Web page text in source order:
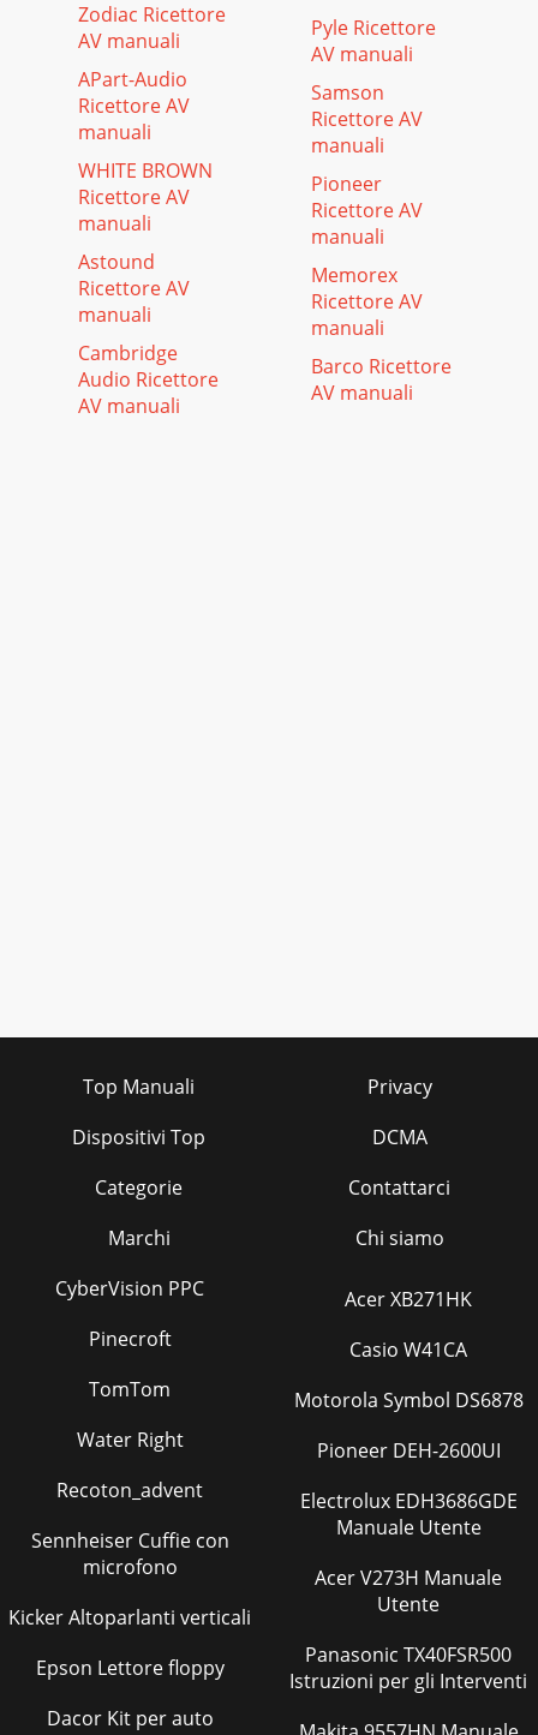
Zodiac Ricettore
AV manuali
APart-Audio
Ricettore AV
manuali
WHITE BROWN
Ricettore AV
manuali
Astound
Ricettore AV
manuali
Cambridge
Audio Ricettore
AV manuali
Pyle Ricettore
AV manuali
Samson
Ricettore AV
manuali
Pioneer
Ricettore AV
manuali
Memorex
Ricettore AV
manuali
Barco Ricettore
AV manuali
Top Manuali
Dispositivi Top
Categorie
Marchi
Privacy
DCMA
Contattarci
Chi siamo
CyberVision PPC
Pinecroft
TomTom
Water Right
Recoton_advent
Sennheiser Cuffie con
microfono
Kicker Altoparlanti verticali
Epson Lettore floppy
Dacor Kit per auto
Acer XB271HK
Casio W41CA
Motorola Symbol DS6878
Pioneer DEH-2600UI
Electrolux EDH3686GDE
Manuale Utente
Acer V273H Manuale
Utente
Panasonic TX40FSR500
Istruzioni per gli Interventi